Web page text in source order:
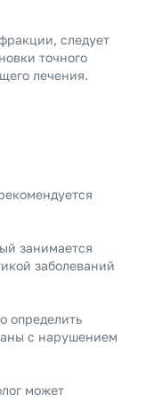
следует
точного
лечения.
занимается
заболеваний
определить
с нарушением
может